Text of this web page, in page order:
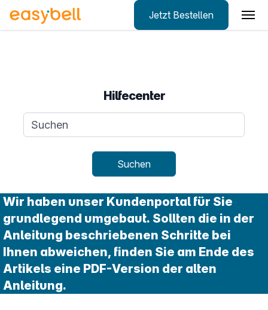
Jetzt Bestellen
Hilfecenter
Suchanfrage
Suchen
Wir haben unser Kundenportal für Sie
grundlegend umgebaut. Sollten die in der
Anleitung beschriebenen Schritte bei
Ihnen abweichen, finden Sie am Ende des
Artikels eine PDF-Version der alten
Anleitung.